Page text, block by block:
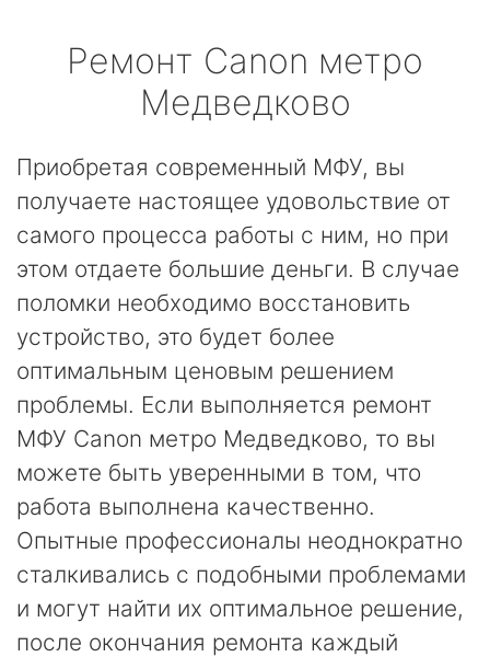
Ремонт Canon метро
Медведково
Приобретая современный МФУ, вы
получаете настоящее удовольствие от
самого процесса работы с ним, но при
этом отдаете большие деньги. В случае
поломки необходимо восстановить
устройство, это будет более
оптимальным ценовым решением
проблемы. Если выполняется ремонт
МФУ Canon метро Медведково, то вы
можете быть уверенными в том, что
работа выполнена качественно.
Опытные профессионалы неоднократно
сталкивались с подобными проблемами
и могут найти их оптимальное решение,
после окончания ремонта каждый